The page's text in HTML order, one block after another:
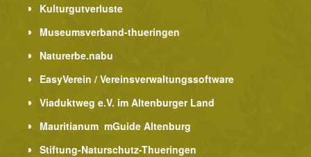
Kulturgutverluste
Museumsverband-thueringen
Naturerbe.nabu
EasyVerein / Vereinsverwaltungssoftware
Viaduktweg e.V. im Altenburger Land
Mauritianum mGuide Altenburg
Stiftung-Naturschutz-Thueringen